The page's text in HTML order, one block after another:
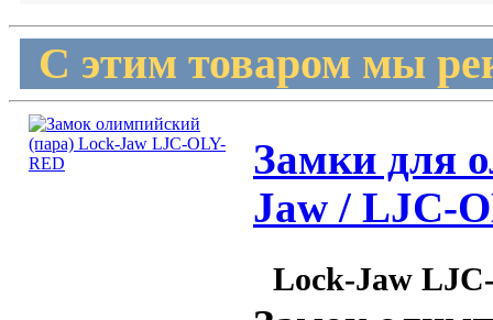
С этим товаром мы
Замки для
Jaw / LJC-
Lock-Jaw